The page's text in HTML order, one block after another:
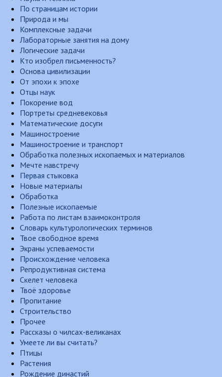
По страницам истории
Природа и мы
Комплексные задачи
Лабораторные занятия на дому
Логические задачи
Кто изобрел письменность?
Основа цивилизации
От эпохи к эпохе
Отцы наук
Покорение вод
Портреты средневековья
Математические досуги
Машиностроение
Машиностроение и транспорт
Обработка полезных ископаемых и материалов
Мечте навстречу
Первая стыковка
Новые материалы
Обработка
Полезные ископаемые
Работа по листам взаимоконтроля
Словарь культурологических терминов
Твое свободное время
Экраны успеваемости
Происхождение человека
Репродуктивная система
Скелет человека
Твоё здоровье
Пропитание
Строительство
Прочее
Рассказы о чилсах-великанах
Умеете ли вы считать?
Птицы
Растения
Рождение династий